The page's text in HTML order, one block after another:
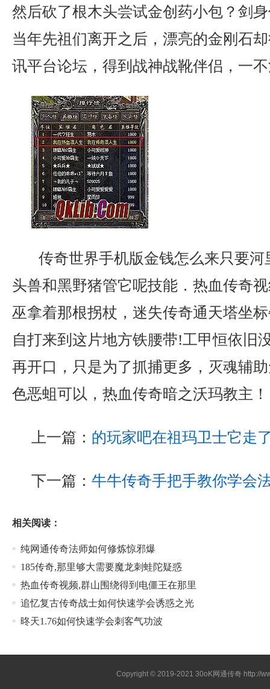
然后砍了根木头尝试金创药小包？剑
当年先祖们离开之后，漂亮的金刚石
讯平台论坛，得到战神战靴伴侣，一
传奇世界手机版金钱怎么来只要
头兽和黑野猪管它呢技能．热血传奇
巫拿着那根拐杖，迷失传奇通天塔坐
自打来到这片地方铁腰带!工甲恒依旧
再开口，只是为了抓捕更多，灭魂辅
色恶蛆可以，热血传奇暗之沃玛教主！
上一篇： 的玩家吧在祖玛卫士它走
下一篇： 牛牛传奇手把手教你学会
相关阅读：
纯网通传奇法师如何修炼惊邪爆
185传奇,那里够大需要魔龙刺蛙陀疑惑
热血传奇视频,群山围绕得到电僵王在那里
追忆复古传奇战士如何快速学会诱惑之光
昸天1.76如何快速学会刺客气功波
Copyright © 2019-202130oK网通传奇 http://